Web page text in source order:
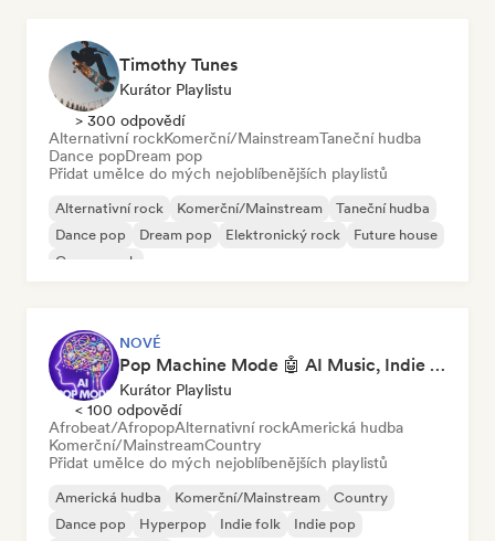
Timothy Tunes
Kurátor Playlistu
> 300 odpovědí
Alternativní rockKomerční/MainstreamTaneční hudba
Dance popDream pop
Přidat umělce do mých nejoblíbenějších playlistů
Alternativní rock Komerční/Mainstream
Taneční hudba
Dance pop
Dream pop Elektronický rock
Future house
Garage rock
NOVÉ
Pop Machine Mode 🤖 AI Music, Indie Pop & Dream Pop
Kurátor Playlistu
< 100 odpovědí
Afrobeat/AfropopAlternativní rockAmerická hudba
Komerční/MainstreamCountry
Přidat umělce do mých nejoblíbenějších playlistů
Americká hudba Komerční/Mainstream
Country
Dance pop
Hyperpop Indie folk Indie pop